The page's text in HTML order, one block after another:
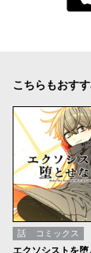
こちらもおす
話 コミックス
エクソシストを